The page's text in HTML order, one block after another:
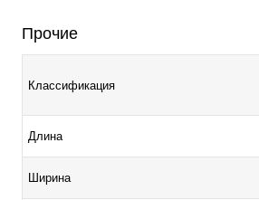
Прочие
Классификация
Длина
Ширина